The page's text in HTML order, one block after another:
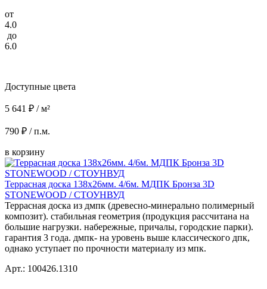
от
4.0
до
6.0
Доступные цвета
5 641 ₽ / м²
790 ₽ / п.м.
в корзину
Террасная доска 138x26мм. 4/6м. МДПК Бронза 3D
STONEWOOD / СТОУНВУД
Террасная доска из дмпк (древесно-минерально полимерный
композит). стабильная геометрия (продукция рассчитана на
большие нагрузки. набережные, причалы, городские парки).
гарантия 3 года. дмпк- на уровень выше классического дпк,
однако уступает по прочности материалу из мпк.
Арт.: 100426.1310